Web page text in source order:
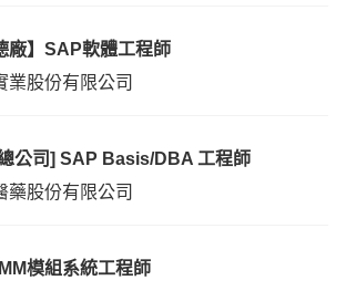
廠】SAP軟體工程師
業股份有限公司
公司] SAP Basis/DBA 工程師
藥股份有限公司
模組系統工程師